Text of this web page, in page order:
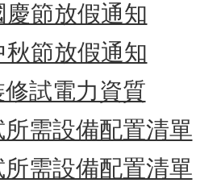
慶節放假通知
秋節放假通知
試電力資質
需設備配置清單
所需設備配置清單